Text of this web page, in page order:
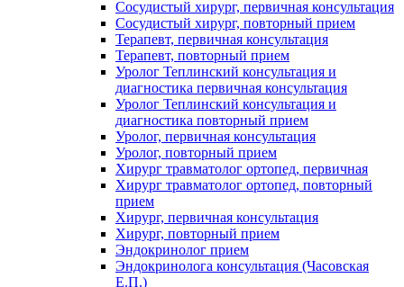
Сосудистый хирург, первичная консультация
Сосудистый хирург, повторный прием
Терапевт, первичная консультация
Терапевт, повторный прием
Уролог Теплинский консультация и
диагностика первичная консультация
Уролог Теплинский консультация и
диагностика повторный прием
Уролог, первичная консультация
Уролог, повторный прием
Хирург травматолог ортопед, первичная
Хирург травматолог ортопед, повторный
прием
Хирург, первичная консультация
Хирург, повторный прием
Эндокринолог прием
Эндокринолога консультация (Часовская
Е.П.)